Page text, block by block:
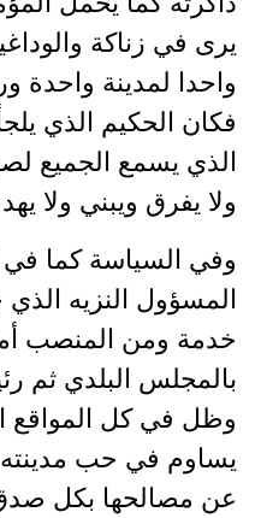
يرى في زناكة
واحدا لمدينة واحدة
فكان الحكيم الذي
الذي يسمع الجميع
ولا يفرق ويبني ولا
وفي السياسة كما في
المسؤول النزيه
خدمة ومن المنصب
بالمجلس البلدي ثم
وظل في كل المواقع
يساوم في حب مدينته
عن مصالحها بكل